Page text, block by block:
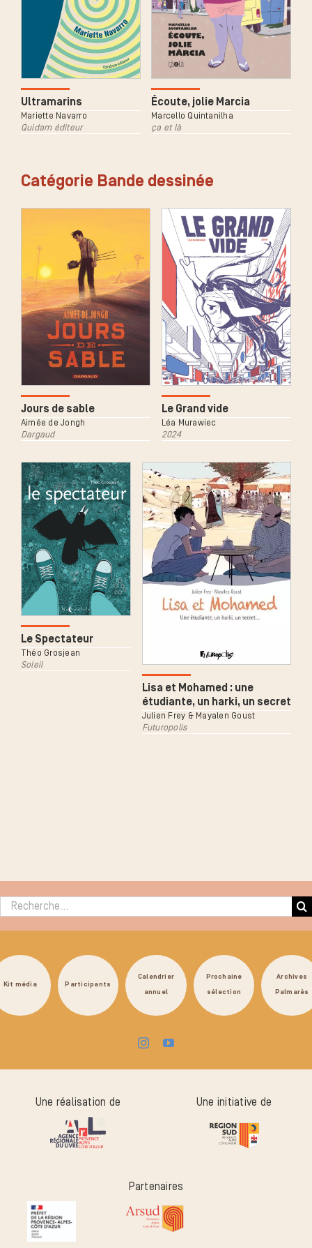
Ultramarins
Mariette Navarro
Quidam éditeur
Écoute, jolie Marcia
Marcello Quintanilha
ça et là
Catégorie Bande dessinée
Jours de sable
Aimée de Jongh
Dargaud
Le Grand vide
Léa Murawiec
2024
Le Spectateur
Théo Grosjean
Soleil
Lisa et Mohamed : une
étudiante, un harki, un secret
Julien Frey & Mayalen Goust
Futuropolis
Rechercher :
Kit média Participants
Calendrier
annuel
Prochaine
sélection
Archives
Palmarès
Une réalisation de Une initiative de
Partenaires